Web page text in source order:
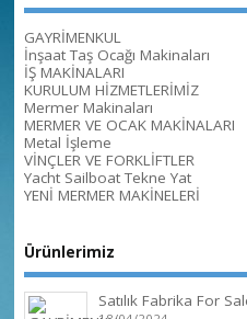
GAYRİMENKUL
İnşaat Taş Ocağı Makinaları
İŞ MAKİNALARI
KURULUM HİZMETLERİMİZ
Mermer Makinaları
MERMER VE OCAK MAKİNALARI
Metal İşleme
VİNÇLER VE FORKLİFTLER
Yacht Sailboat Tekne Yat
YENİ MERMER MAKİNELERİ
Ürünlerimiz
Satılık Fabrika For